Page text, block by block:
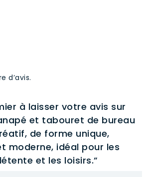
d’avis.
à laisser votre avis sur
et tabouret de bureau
de forme unique,
moderne, idéal pour les
et les loisirs.”